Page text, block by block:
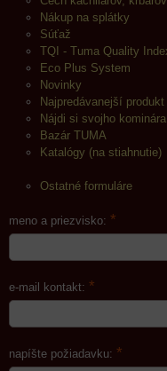
Nákup na splátky
Súťaž
TQI - Tuma Quality
Eco Plus System
Novinky
Najpredávanejší produkt
Nájdi si svojho
Bazár TUMA
Katalógy (na stiahnutie)
Ostatné formuláre
meno a priezvisko: *
e-mail kontakt: *
napíšte požiadavku: *